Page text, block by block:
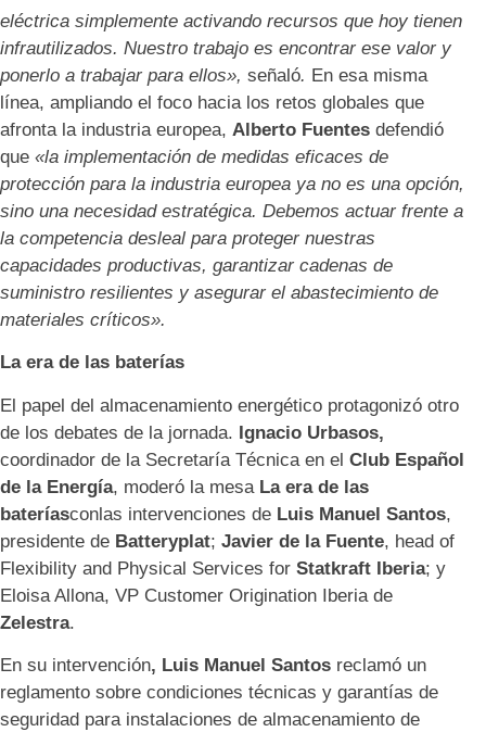
eléctrica simplemente activando recursos que hoy tienen
infrautilizados. Nuestro trabajo es encontrar ese valor y
ponerlo a trabajar para ellos», señaló. En esa misma
línea, ampliando el foco hacia los retos globales que
afronta la industria europea, Alberto Fuentes defendió
que «la implementación de medidas eficaces de
protección para la industria europea ya no es una opción,
sino una necesidad estratégica. Debemos actuar frente a
la competencia desleal para proteger nuestras
capacidades productivas, garantizar cadenas de
suministro resilientes y asegurar el abastecimiento de
materiales críticos».
La era de las baterías
El papel del almacenamiento energético protagonizó otro
de los debates de la jornada. Ignacio Urbasos,
coordinador de la Secretaría Técnica en el Club Español
de la Energía, moderó la mesa La era de las
bateríasconlas intervenciones de Luis Manuel Santos,
presidente de Batteryplat; Javier de la Fuente, head of
Flexibility and Physical Services for Statkraft Iberia; y
Eloisa Allona, VP Customer Origination Iberia de
Zelestra.
En su intervención, Luis Manuel Santos reclamó un
reglamento sobre condiciones técnicas y garantías de
seguridad para instalaciones de almacenamiento de